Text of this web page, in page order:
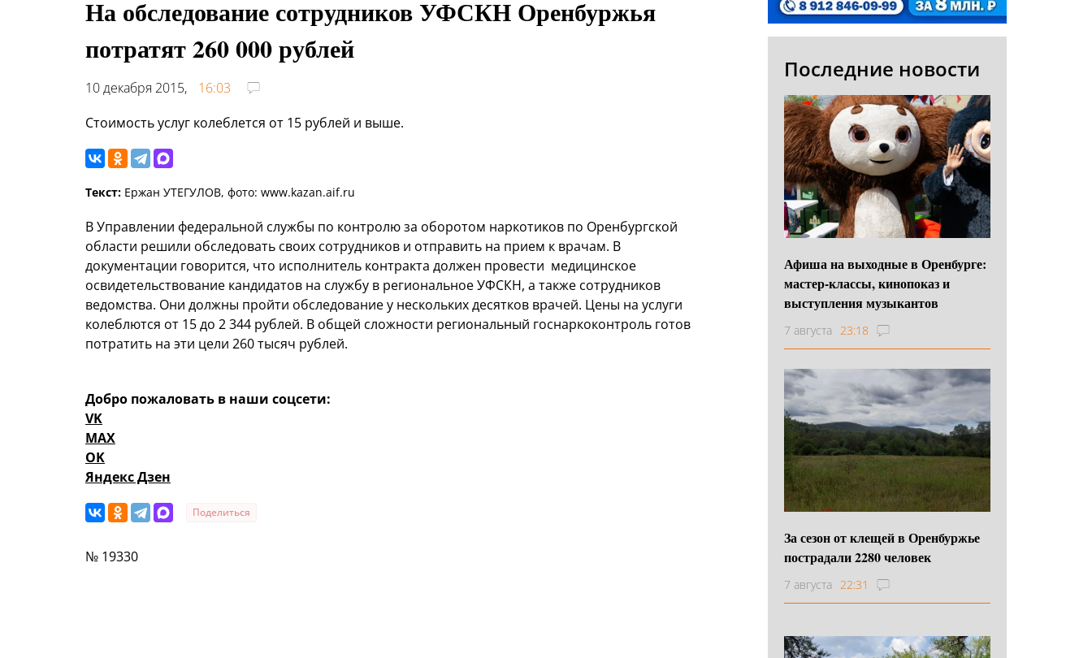
На обследование сотрудников УФСКН Оренбуржья
потратят 260 000 рублей
10 декабря 2015,
16:03
Стоимость услуг колеблется от 15 рублей и выше.
Текст: Ержан УТЕГУЛОВ, фото: www.kazan.aif.ru
В Управлении федеральной службы по контролю за оборотом наркотиков по Оренбургской
области решили обследовать своих сотрудников и отправить на прием к врачам. В
документации говорится, что исполнитель контракта должен провести медицинское
освидетельствование кандидатов на службу в региональное УФСКН, а также сотрудников
ведомства. Они должны пройти обследование у нескольких десятков врачей. Цены на услуги
колеблются от 15 до 2 344 рублей. В общей сложности региональный госнаркоконтроль готов
потратить на эти цели 260 тысяч рублей.
Добро пожаловать в наши соцсети:
VK
MAX
OK
Яндекс Дзен
Поделиться
№ 19330
Последние новости
Афиша на выходные в Оренбурге:
мастер-классы, кинопоказ и
выступления музыкантов
7 августа 23:18
За сезон от клещей в Оренбуржье
пострадали 2280 человек
7 августа 22:31